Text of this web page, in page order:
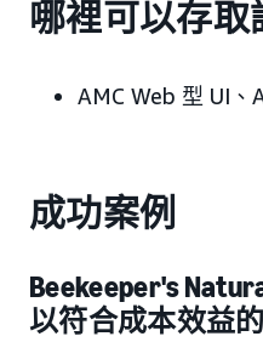
哪裡可以存取
AMC Web 型 UI、
成功案例
Beekeeper's
以符合成本效益